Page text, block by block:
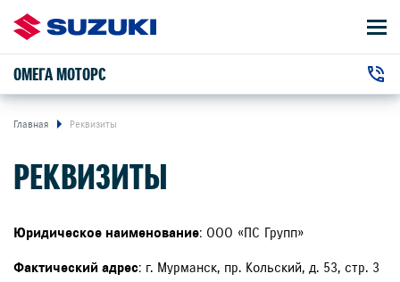
ОМЕГА МОТОРС
г. Мурманск, Кольский проспект, 53с3
АВТОМОБИЛИ
ВЛАДЕЛЬЦАМ
О КОМПАНИИ
НОВОСТИ
Главная Реквизиты
РЕКВИЗИТЫ
Юридическое наименование: ООО «ПС Групп»
Фактический адрес: г. Мурманск, пр. Кольский, д. 53, стр. 3